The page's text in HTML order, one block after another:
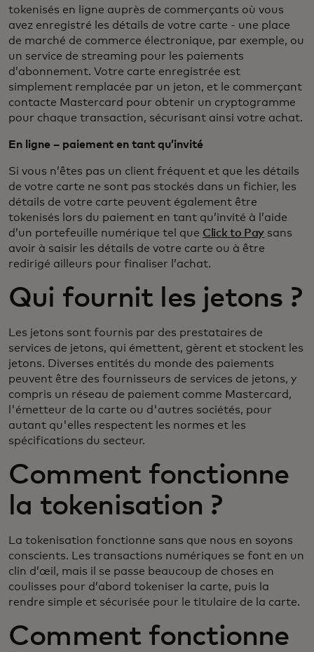
tokenisés en ligne auprès de commerçants où vous
avez enregistré les détails de votre carte - une place
de marché de commerce électronique, par exemple, ou
un service de streaming pour les paiements
d’abonnement. Votre carte enregistrée est
simplement remplacée par un jeton, et le commerçant
contacte Mastercard pour obtenir un cryptogramme
pour chaque transaction, sécurisant ainsi votre achat.
En ligne – paiement en tant qu’invité
Si vous n’êtes pas un client fréquent et que les détails
de votre carte ne sont pas stockés dans un fichier, les
détails de votre carte peuvent également être
tokenisés lors du paiement en tant qu’invité à l’aide
d’un portefeuille numérique tel que Click to Pay sans
avoir à saisir les détails de votre carte ou à être
redirigé ailleurs pour finaliser l’achat.
Qui fournit les jetons ?
Les jetons sont fournis par des prestataires de
services de jetons, qui émettent, gèrent et stockent les
jetons. Diverses entités du monde des paiements
peuvent être des fournisseurs de services de jetons, y
compris un réseau de paiement comme Mastercard,
l'émetteur de la carte ou d'autres sociétés, pour
autant qu'elles respectent les normes et les
spécifications du secteur.
Comment fonctionne
la tokenisation ?
La tokenisation fonctionne sans que nous en soyons
conscients. Les transactions numériques se font en un
clin d’œil, mais il se passe beaucoup de choses en
coulisses pour d’abord tokeniser la carte, puis la
rendre simple et sécurisée pour le titulaire de la carte.
Comment fonctionne